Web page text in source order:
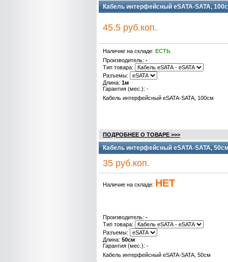
Кабель интерфейсный eSATA-SATA,
45.5 руб.коп.
Наличие на складе: ЕСТЬ
Производитель: -
Тип товара:
Разъемы:
Длина: 1м
Гарантия (мес.): -
Кабель интерфейсный eSATA-SATA, 100см
ПОДРОБНЕЕ О ТОВАРЕ >>>
Кабель интерфейсный eSATA-SATA,
35 руб.коп.
Наличие на складе: НЕТ
Производитель: -
Тип товара:
Разъемы:
Длина: 50см
Гарантия (мес.): -
Кабель интерфейсный eSATA-SATA, 50см